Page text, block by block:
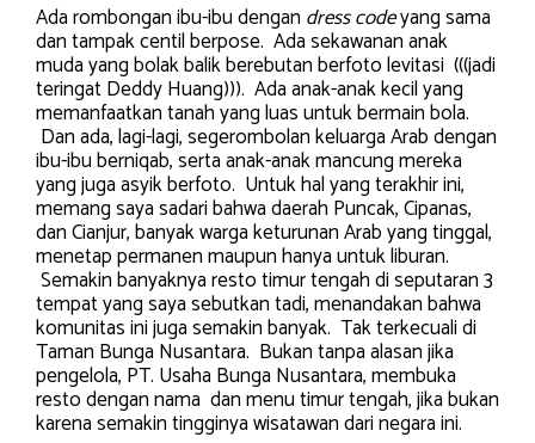
Ada rombongan ibu-ibu dengan dress codeyang sama
dan tampak centil berpose. Ada sekawanan anak
muda yang bolak balik berebutan berfoto levitasi (((jadi
teringat Deddy Huang))). Ada anak-anak kecil yang
memanfaatkan tanah yang luas untuk bermain bola.
Dan ada, lagi-lagi, segerombolan keluarga Arab dengan
ibu-ibu berniqab, serta anak-anak mancung mereka
yang juga asyik berfoto. Untuk hal yang terakhir ini,
memang saya sadari bahwa daerah Puncak, Cipanas,
dan Cianjur, banyak warga keturunan Arab yang tinggal,
menetap permanen maupun hanya untuk liburan.
Semakin banyaknya resto timur tengah di seputaran 3
tempat yang saya sebutkan tadi, menandakan bahwa
komunitas ini juga semakin banyak. Tak terkecuali di
Taman Bunga Nusantara. Bukan tanpa alasan jika
pengelola, PT. Usaha Bunga Nusantara, membuka
resto dengan nama dan menu timur tengah, jika bukan
karena semakin tingginya wisatawan dari negara ini.